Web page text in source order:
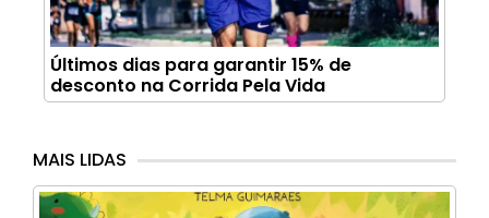
Últimos dias para garantir 15% de
desconto na Corrida Pela Vida
MAIS LIDAS